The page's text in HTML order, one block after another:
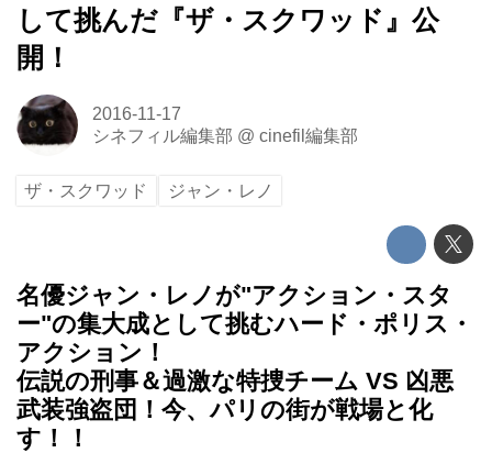
して挑んだ『ザ・スクワッド』公
開！
2016-11-17
シネフィル編集部 @ cinefil編集部
ザ・スクワッド ジャン・レノ
名優ジャン・レノが"アクション・スタ
ー"の集大成として挑むハード・ポリス・
アクション！
伝説の刑事＆過激な特捜チーム VS 凶悪
武装強盗団！今、パリの街が戦場と化
す！！